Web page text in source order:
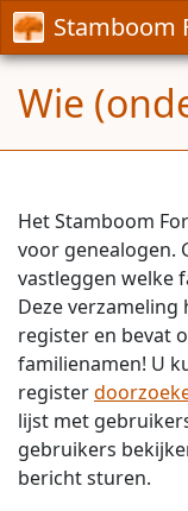
Stamboom
Wie
Het Stamboom
voor genealogen.
vastleggen welke
Deze verzameling
register en bevat
familienamen! U
register
lijst met
gebruikers
bericht sturen.